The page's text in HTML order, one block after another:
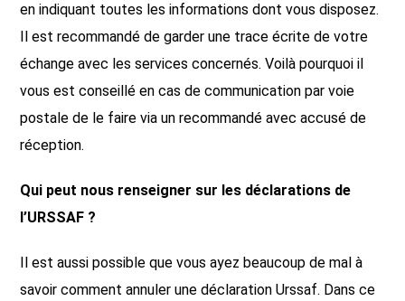
en indiquant toutes les informations dont vous disposez.
Il est recommandé de garder une trace écrite de votre
échange avec les services concernés. Voilà pourquoi il
vous est conseillé en cas de communication par voie
postale de le faire via un recommandé avec accusé de
réception.
Qui peut nous renseigner sur les déclarations de
l’URSSAF ?
Il est aussi possible que vous ayez beaucoup de mal à
savoir comment annuler une déclaration Urssaf. Dans ce